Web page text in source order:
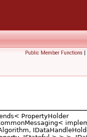
Public Member Functions |